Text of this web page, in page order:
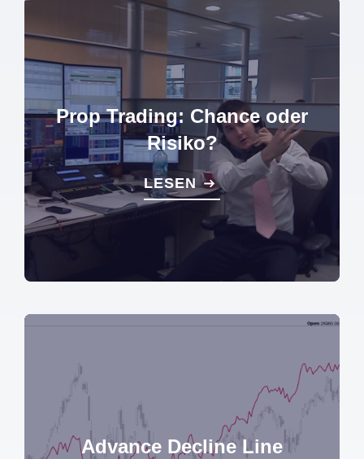
Prop Trading: Chance oder
Risiko?
LESEN
Advance Decline Line